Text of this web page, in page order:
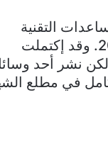
التقنية
والفنية التي يقدمها في الفترة ما بين نيسان 2022 ونيسان 2023. وقد إكتملت
أول 2025 من دون نشره، لكن نشر أحد
في مطلع